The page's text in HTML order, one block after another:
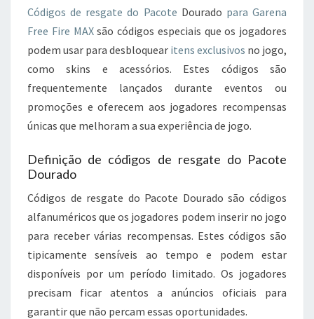
Códigos de resgate do Pacote Dourado para Garena
Free Fire MAXsão códigos especiais que os jogadores
podem usar para desbloquear itens exclusivos no jogo,
como skins e acessórios. Estes códigos são
frequentemente lançados durante eventos ou
promoções e oferecem aos jogadores recompensas
únicas que melhoram a sua experiência de jogo.
Definição de códigos de resgate do Pacote
Dourado
Códigos de resgate do Pacote Dourado são códigos
alfanuméricos que os jogadores podem inserir no jogo
para receber várias recompensas. Estes códigos são
tipicamente sensíveis ao tempo e podem estar
disponíveis por um período limitado. Os jogadores
precisam ficar atentos a anúncios oficiais para
garantir que não percam essas oportunidades.